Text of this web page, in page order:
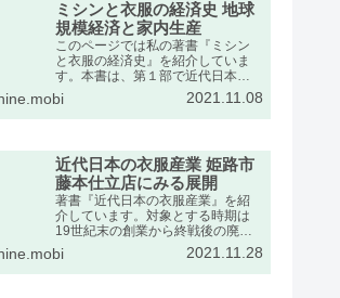
ミシンと衣服の経済史 地球
規模経済と家内生産
このページでは私の著書『ミシン
と衣服の経済史』を紹介していま
す。本書は、第１部で近代日本に
おけるミシンの輸入動向をふま
え、第２部で衣服産業の展開を述
べたものです。出版社のページの
2021.11.08
近代日本の衣服産業 姫路市
藤本仕立店にみる展開
著書『近代日本の衣服産業』を紹
介しています。対象とする時期は
19世紀末の創業から終戦後の廃業
までの約半世紀です。兵庫県姫路
市の藤本家文書を手がかりに、近
代日本経済史の発展段階で特異な
2021.11.28